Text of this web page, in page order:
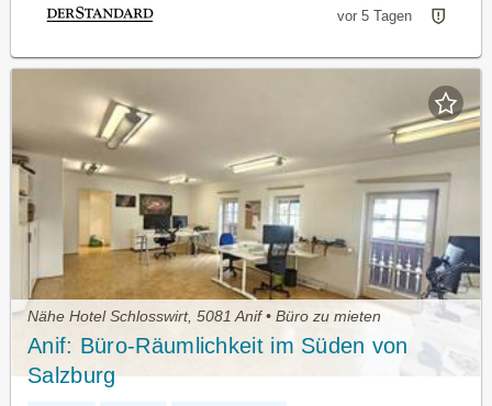
vor 5 Tagen
Nähe Hotel Schlosswirt, 5081 Anif • Büro zu mieten
Anif: Büro-Räumlichkeit im Süden von
Salzburg